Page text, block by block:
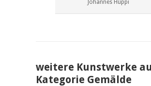
Johannes Hüppi
weitere Kunstwerke
Kategorie Gemälde